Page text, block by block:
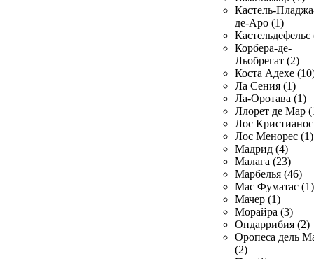
Кастель-
де-Аро (1)
Кастельдефельс
Корбера-де-
Льобрегат (2)
Коста Адехе
Ла Сения (1)
Ла-Оротава (1)
Ллорет де Мар
Лос
Лос Менорес (1)
Мадрид (4)
Малага (23)
Марбелья (46)
Мас Фуматас (1)
Мачер (1)
Морайра (3)
Ондаррибия (2)
Оропеса дель
(2)